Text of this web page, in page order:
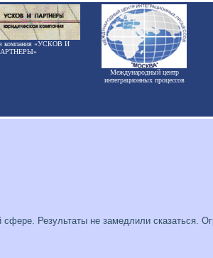
компания «УСКОВ И
Международный центр
интеграционных процессов
Результаты не замедлили сказаться.